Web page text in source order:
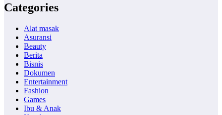
Categories
Alat masak
Asuransi
Beauty
Berita
Bisnis
Dokumen
Entertainment
Fashion
Games
Ibu & Anak